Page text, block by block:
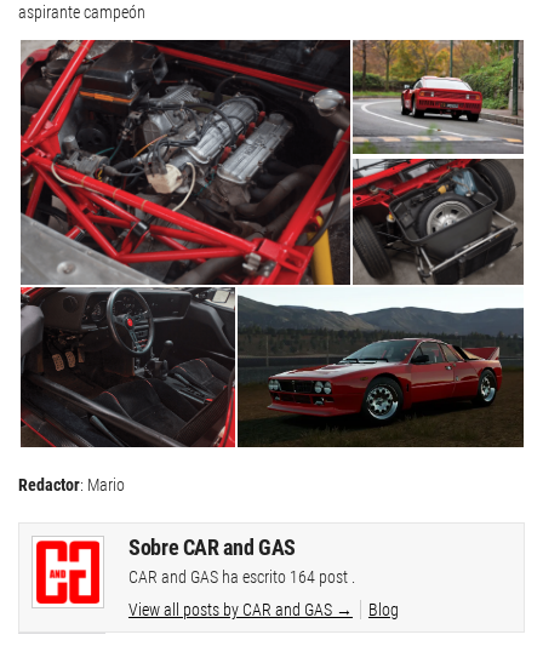
aspirante campeón
Redactor: Mario
Sobre CAR and GAS
CAR and GAS ha escrito 164 post .
View all posts by CAR and GAS → Blog